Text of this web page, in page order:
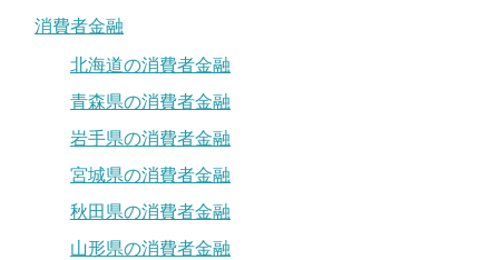
消費者金融
北海道の消費者金融
青森県の消費者金融
岩手県の消費者金融
宮城県の消費者金融
秋田県の消費者金融
山形県の消費者金融